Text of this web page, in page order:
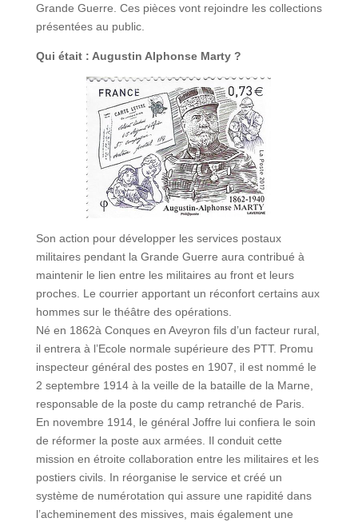
Grande Guerre. Ces pièces vont rejoindre les collections
présentées au public.
Qui était : Augustin Alphonse Marty ?
Son action pour développer les services postaux
militaires pendant la Grande Guerre aura contribué à
maintenir le lien entre les militaires au front et leurs
proches. Le courrier apportant un réconfort certains aux
hommes sur le théâtre des opérations.
Né en 1862à Conques en Aveyron fils d’un facteur rural,
il entrera à l’Ecole normale supérieure des PTT. Promu
inspecteur général des postes en 1907, il est nommé le
2 septembre 1914 à la veille de la bataille de la Marne,
responsable de la poste du camp retranché de Paris.
En novembre 1914, le général Joffre lui confiera le soin
de réformer la poste aux armées. Il conduit cette
mission en étroite collaboration entre les militaires et les
postiers civils. In réorganise le service et créé un
système de numérotation qui assure une rapidité dans
l’acheminement des missives, mais également une